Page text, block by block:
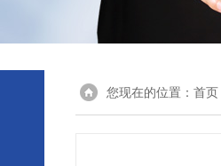
您现在的位置： 首页